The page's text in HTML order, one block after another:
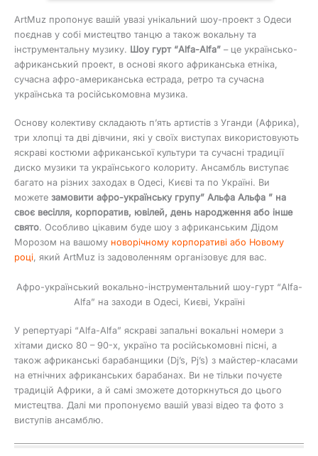
ArtMuz пропонує вашій увазі унікальний шоу-проект з Одеси
поєднав у собі мистецтво танцю а також вокальну та
інструментальну музику. Шоу гурт “Alfa-Alfa” – це українсько-
африканський проект, в основі якого африканська етніка,
сучасна афро-американська естрада, ретро та сучасна
українська та російськомовна музика.
Основу колективу складають п’ять артистів з Уганди (Африка),
три хлопці та дві дівчини, які у своїх виступах використовують
яскраві костюми африканської культури та сучасні традиції
диско музики та українського колориту. Ансамбль виступає
багато на різних заходах в Одесі, Києві та по Україні. Ви
можете замовити афро-українську групу” Альфа Альфа ” на
своє весілля, корпоратив, ювілей, день народження або інше
свято. Особливо цікавим буде шоу з африканським Дідом
Морозом на вашому новорічному корпоративі або Новому
році, який ArtMuz із задоволенням організовує для вас.
Афро-український вокально-інструментальний шоу-гурт “Alfa-
Alfa” на заходи в Одесі, Києві, Україні
У репертуарі “Alfa-Alfa” яскраві запальні вокальні номери з
хітами диско 80 – 90-х, україно та російськомовні пісні, а
також африканські барабанщики (Dj’s, Pj’s) з майстер-класами
на етнічних африканських барабанах. Ви не тільки почуєте
традицій Африки, а й самі зможете доторкнуться до цього
мистецтва. Далі ми пропонуємо вашій увазі відео та фото з
виступів ансамблю.